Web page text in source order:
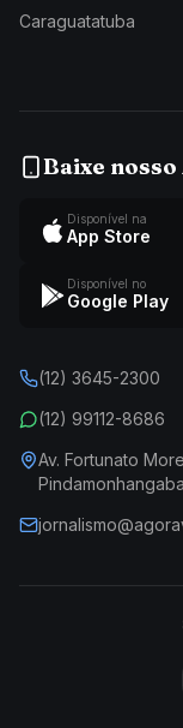
Caraguatatuba
Baixe nosso
Disponível na
App Store
Disponível no
Google Play
(12) 3645-2300
(12) 99112-8686
Av. Fortunato